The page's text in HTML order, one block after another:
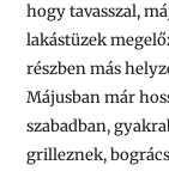
hogy tavasszal,
lakástüzek
részben más
Májusban már
szabadban,
grilleznek,